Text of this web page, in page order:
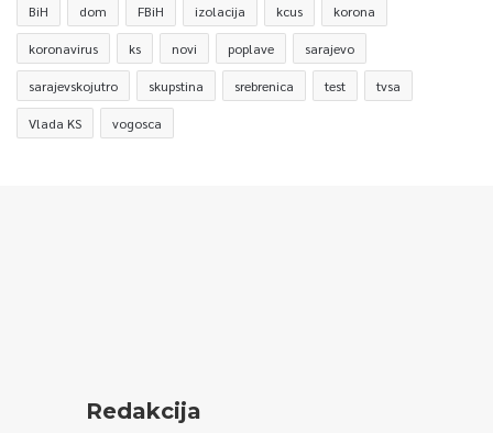
BiH dom FBiH izolacija kcus korona
koronavirus ks novi poplave sarajevo
sarajevskojutro skupstina srebrenica test tvsa
Vlada KS vogosca
Redakcija